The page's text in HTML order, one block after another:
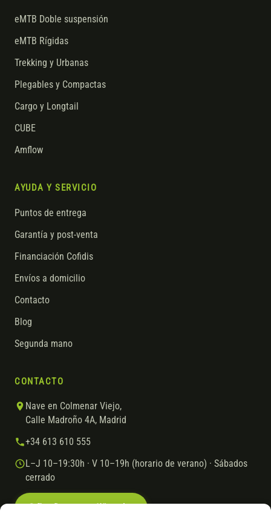
eMTB Doble suspensión
eMTB Rígidas
Trekking y Urbanas
Plegables y Compactas
Cargo y Longtail
CUBE
Amflow
AYUDA Y SERVICIO
Puntos de entrega
Garantía y post-venta
Financiación Cofidis
Envíos a domicilio
Contacto
Blog
Segunda mano
CONTACTO
Nave en Colmenar Viejo,
Calle Madroño 4A, Madrid
+34 613 610 555
L–J 10–19:30h · V 10–19h (horario de verano) · Sábados
cerrado